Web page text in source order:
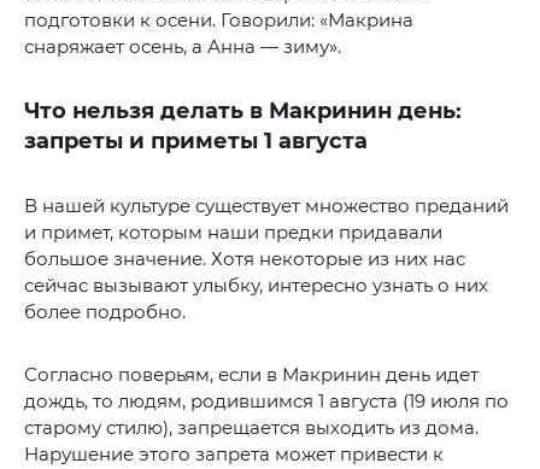
подготовки к осени. Говорили: «Макрина
снаряжает осень, а Анна — зиму».
Что нельзя делать в Макринин день:
запреты и приметы 1 августа
В нашей культуре существует множество преданий
и примет, которым наши предки придавали
большое значение. Хотя некоторые из них нас
сейчас вызывают улыбку, интересно узнать о них
более подробно.
Согласно поверьям, если в Макринин день идет
дождь, то людям, родившимся 1 августа (19 июля по
старому стилю), запрещается выходить из дома.
Нарушение этого запрета может привести к